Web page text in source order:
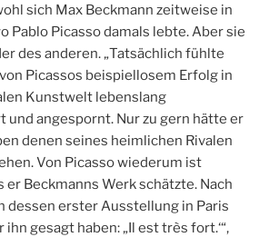
sich Max Beckmann zeitweise in
Pablo Picasso damals lebte. Aber sie
des anderen. „Tatsächlich fühlte
Picassos beispiellosem Erfolg in
Kunstwelt lebenslang
und angespornt. Nur zu gern hätte er
denen seines heimlichen Rivalen
Von Picasso wiederum ist
er Beckmanns Werk schätzte. Nach
dessen erster Ausstellung in Paris
ihn gesagt haben: „Il est très fort.‘“,